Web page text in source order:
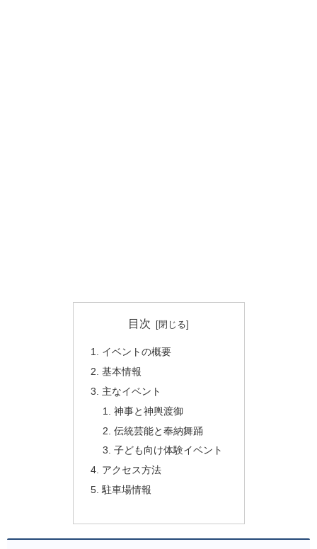
目次
イベントの概要
基本情報
主なイベント
神事と神輿渡御
伝統芸能と奉納舞踊
子ども向け体験イベント
アクセス方法
駐車場情報